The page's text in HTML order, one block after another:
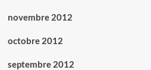
novembre 2012
octobre 2012
septembre 2012